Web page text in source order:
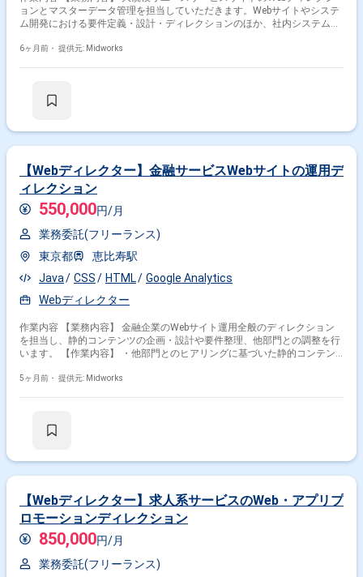
ョンとマスターデータ管理を担当していただきます。Webサイトやシステ
ム開発における要件定義・設計・ディレクションのほか、社内システムの
のシステム要件・マスターデータ仕様への落とし込み、自社関連商品情報
テムのマスターデータ作成、整備、運用、改善提案 ・ユーザーニーズや業
6ヶ月前・ 提供元: Midworks
【Webディレクター】金融サービスWebサイトの運用デ
ィレクション
550,000円/月
業務委託(フリーランス)
東京都
恵比寿駅
Java
CSS HTML
Google Analytics
Webディレクター
作業内容 【業務内容】 金融企業のWebサイト運用全般のディレクション
を担当し、静的コンテンツの企画・設計や要件整理、他部門との調整を行
います。 【作業内容】 ・他部門とのヒアリングに基づいた静的コンテン
5ヶ月前・ 提供元: Midworks
【Webディレクター】求人系サービスのWeb・アプリプ
ロモーションディレクション
850,000円/月
業務委託(フリーランス)